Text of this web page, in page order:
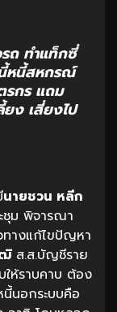
รถ ทำแท็กซี่
หนี้สหกรณ์
กร แถม
ง เสี่ยงไป
นายชวน หลีก
ชุม พิจารณา
างแก้ไขปัญหา
ฒิ ส.ส.บัญชีราย
ให้ราบคาบ ต้อง
นอกระบบคือ